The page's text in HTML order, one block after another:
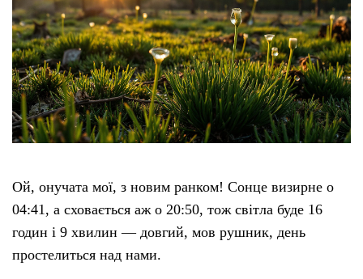
Ой, онучата мої, з новим ранком! Сонце визирне о
04:41, а сховається аж о 20:50, тож світла буде 16
годин і 9 хвилин — довгий, мов рушник, день
простелиться над нами.